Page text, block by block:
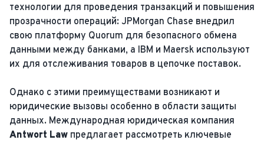
технологии для проведения транзакций и повышения
прозрачности операций: JPMorgan Chase внедрил
свою платформу Quorum для безопасного обмена
данными между банками, а IBM и Maersk используют
их для отслеживания товаров в цепочке поставок.
Однако с этими преимуществами возникают и
юридические вызовы особенно в области защиты
данных. Международная юридическая компания
Antwort Law предлагает рассмотреть ключевые